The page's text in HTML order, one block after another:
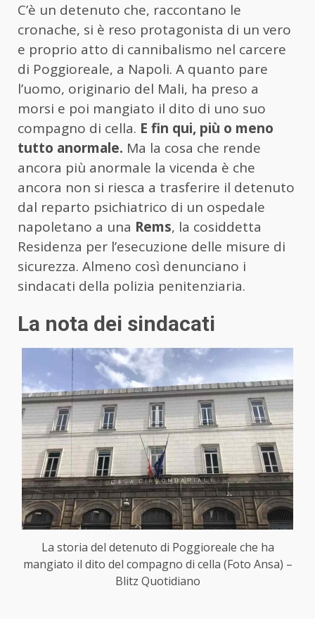
C’è un detenuto che, raccontano le
cronache, si è reso protagonista di un vero
e proprio atto di cannibalismo nel carcere
di Poggioreale, a Napoli. A quanto pare
l’uomo, originario del Mali, ha preso a
morsi e poi mangiato il dito di uno suo
compagno di cella. E fin qui, più o meno
tutto anormale. Ma la cosa che rende
ancora più anormale la vicenda è che
ancora non si riesca a trasferire il detenuto
dal reparto psichiatrico di un ospedale
napoletano a una Rems, la cosiddetta
Residenza per l’esecuzione delle misure di
sicurezza. Almeno così denunciano i
sindacati della polizia penitenziaria.
La nota dei sindacati
La storia del detenuto di Poggioreale che ha
mangiato il dito del compagno di cella (Foto Ansa) –
Blitz Quotidiano